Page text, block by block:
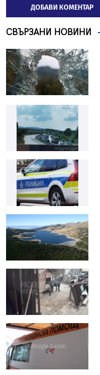
ДОБАВИ КОМЕНТАР
СВЪРЗАНИ НОВИНИ